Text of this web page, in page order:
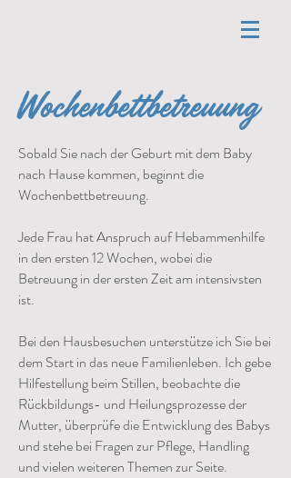
Wochenbettbetreuung
Sobald Sie nach der Geburt mit dem Baby
nach Hause kommen, beginnt die
Wochenbettbetreuung.
Jede Frau hat Anspruch auf Hebammenhilfe
in den ersten 12 Wochen, wobei die
Betreuung in der ersten Zeit am intensivsten
ist.
Bei den Hausbesuchen unterstütze ich Sie bei
dem Start in das neue Familienleben. Ich gebe
Hilfestellung beim Stillen, beobachte die
Rückbildungs- und Heilungsprozesse der
Mutter, überprüfe die Entwicklung des Babys
und stehe bei Fragen zur Pflege, Handling
und vielen weiteren Themen zur Seite.